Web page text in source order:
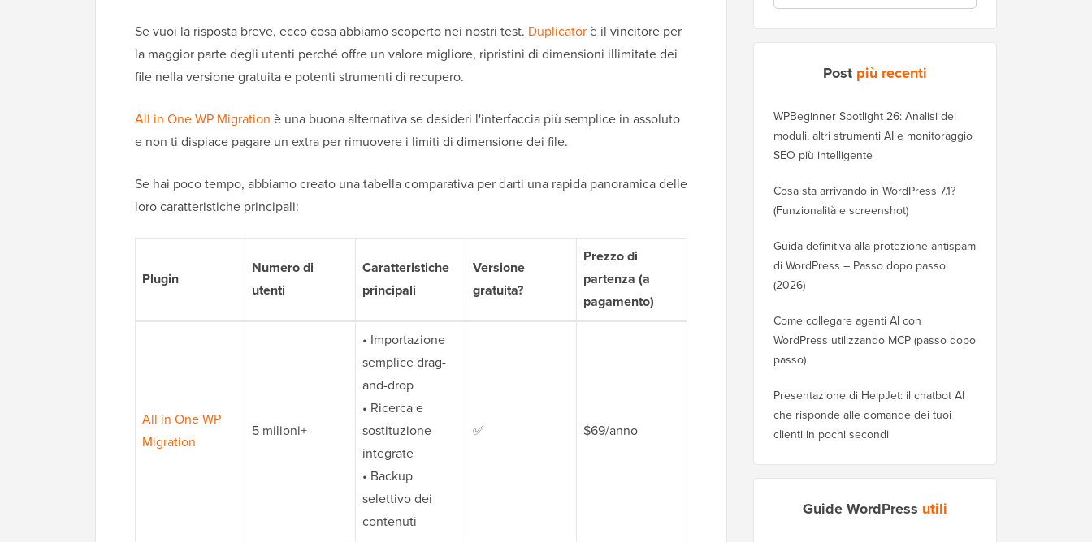
Se vuoi la risposta breve, ecco cosa abbiamo scoperto nei nostri test. Duplicatorè il vincitore per
la maggior parte degli utenti perché offre un valore migliore, ripristini di dimensioni illimitate dei
file nella versione gratuita e potenti strumenti di recupero.
All in One WP Migration è una buona alternativa se desideri l'interfaccia più semplice in assoluto
e non ti dispiace pagare un extra per rimuovere i limiti di dimensione dei file.
Se hai poco tempo, abbiamo creato una tabella comparativa per darti una rapida panoramica delle
loro caratteristiche principali:
Plugin
Numero di
utenti
Caratteristiche
principali
Versione
gratuita?
Prezzo di
partenza (a
pagamento)
All in One WP
Migration
5 milioni+
• Importazione
semplice drag-
and-drop
• Ricerca e
sostituzione
integrate
• Backup
selettivo dei
contenuti
✅ $69/anno
Post più recenti
WPBeginner Spotlight 26: Analisi dei
moduli, altri strumenti AI e monitoraggio
SEO più intelligente
Cosa sta arrivando in WordPress 7.1?
(Funzionalità e screenshot)
Guida definitiva alla protezione antispam
di WordPress – Passo dopo passo
(2026)
Come collegare agenti AI con
WordPress utilizzando MCP (passo dopo
passo)
Presentazione di HelpJet: il chatbot AI
che risponde alle domande dei tuoi
clienti in pochi secondi
Guide WordPress utili